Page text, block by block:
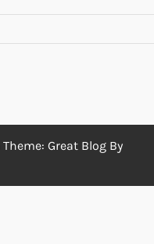
Theme: Great Blog By